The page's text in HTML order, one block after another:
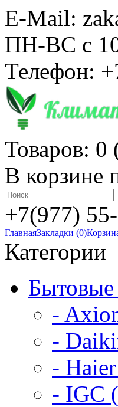
E-Mail:
ПН-ВС с
Телефон:
Товаров: 0
В корзине
+7(977)
ГлавнаяЗакладки (0)
Категории
-
-
-
- IGC